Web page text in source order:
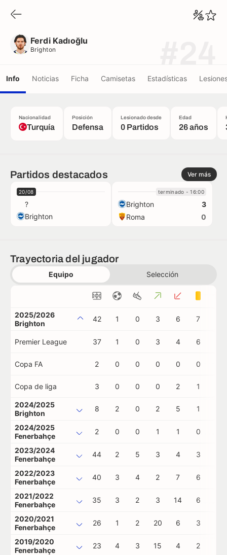
Ferdi Kadıoğlu
Brighton
Info Noticias Ficha Camisetas Estadísticas
Nacionalidad
Turquía
Posición
Defensa
Lesionado desde
0 Partidos
Edad
26 años
Partidos destacados Ver más
20/08
?
Brighton
terminado - 16:00
Brighton
3
Roma
0
Trayectoria del jugador
Equipo Selección
2025/2026
Brighton
42 1 0 3 6 7
Premier League 37 1 0 3 4 6
Copa FA 2 0 0 0 0 0
Copa de liga 3 0 0 0 2 1
2024/2025
Brighton
8 2 0 2 5 1
2024/2025
Fenerbahçe
2 0 0 1 1 0
2023/2024
Fenerbahçe
44 2 5 3 4 3
2022/2023
Fenerbahçe
40 3 4 2 7 6
2021/2022
Fenerbahçe
35 3 2 3 14 6
2020/2021
Fenerbahçe
26 1 2 20 6 3
2019/2020
Fenerbahçe
23 4 3 15 4 2